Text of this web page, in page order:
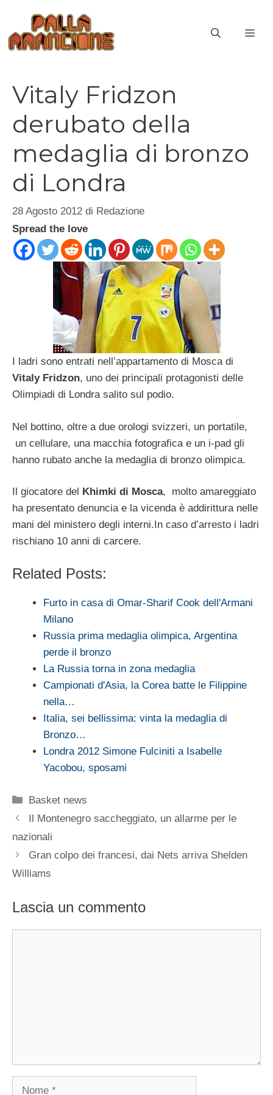
contenuto
Vitaly Fridzon
derubato della
medaglia di bronzo
di Londra
28 Agosto 2012 di Redazione
Spread the love
I ladri sono entrati nell’appartamento di Mosca di
Vitaly Fridzon, uno dei principali protagonisti delle
Olimpiadi di Londra salito sul podio.
Nel bottino, oltre a due orologi svizzeri, un portatile,
un cellulare, una macchia fotografica e un i-pad gli
hanno rubato anche la medaglia di bronzo olimpica.
Il giocatore del Khimki di Mosca, molto amareggiato
ha presentato denuncia e la vicenda è addirittura nelle
mani del ministero degli interni.In caso d’arresto i ladri
rischiano 10 anni di carcere.
Related Posts:
Furto in casa di Omar-Sharif Cook dell'Armani
Milano
Russia prima medaglia olimpica, Argentina
perde il bronzo
La Russia torna in zona medaglia
Campionati d'Asia, la Corea batte le Filippine
nella…
Italia, sei bellissima: vinta la medaglia di
Bronzo…
Londra 2012 Simone Fulciniti a Isabelle
Yacobou, sposami
Categorie
Basket news
Il Montenegro saccheggiato, un allarme per le
nazionali
Gran colpo dei francesi, dai Nets arriva Shelden
Williams
Lascia un commento